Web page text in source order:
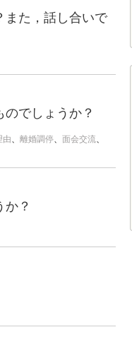
また，話し合いで
でしょうか？
由、 離婚調停、 面会交流、
？